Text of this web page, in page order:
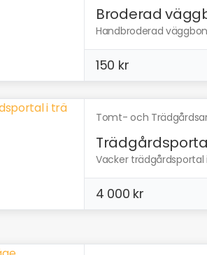
Broderad
Handbroderad
150 kr
Tomt- och
Vacker
4 000 kr